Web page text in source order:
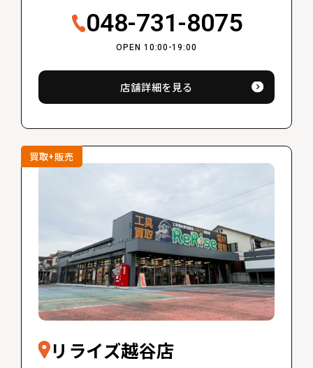
048-731-8075
OPEN 10:00-19:00
店舗詳細を見る
買取+販売
リライズ越谷店